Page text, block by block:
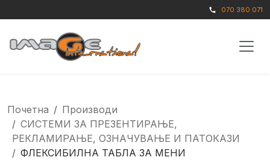
call 070 380 071
Почетна
Производи
СИСТЕМИ ЗА ПРЕЗЕНТИРАЊЕ,
РЕКЛАМИРАЊЕ, ОЗНАЧУВАЊЕ И ПАТОКАЗИ
ФЛЕКСИБИЛНА ТАБЛА ЗА МЕНИ